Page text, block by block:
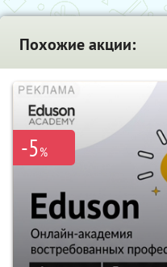
Похожие акции:
-5%